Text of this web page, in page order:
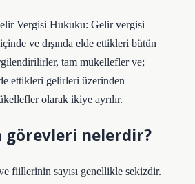
Vergisi Hukuku: Gelir vergisi
ve dışında elde ettikleri bütün
tam mükellefler ve;
ettikleri gelirleri üzerinden
olarak ikiye ayrılır.
görevleri nelerdir?
fiillerinin sayısı genellikle sekizdir.